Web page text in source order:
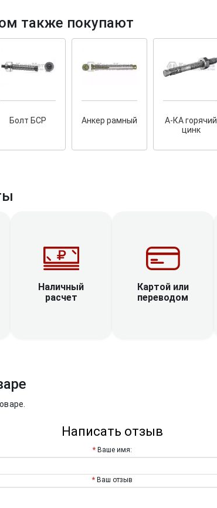
Cкрытый крепеж
У нас появился
скрытый
крепеж для деревянных террас
также покупают
Болт БСР Анкер рамный
А-КА горячий
цинк
Наличный
расчет
Картой или
переводом
Написать отзыв
Ваше имя:
Ваш отзыв